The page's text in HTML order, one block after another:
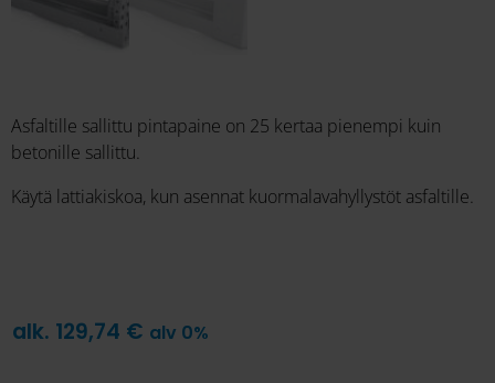
Asfaltille sallittu pintapaine on 25 kertaa pienempi kuin
betonille sallittu.
Käytä lattiakiskoa, kun asennat kuormalavahyllystöt asfaltille.
alk. 129,74 € alv 0%